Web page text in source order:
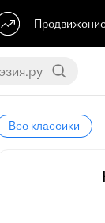
Все классики